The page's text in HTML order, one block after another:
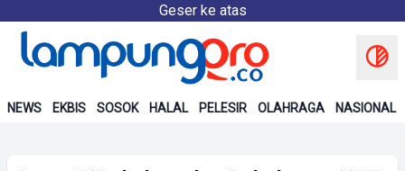
Geser ke atas
NEWS EKBIS SOSOK HALAL PELESIR OLAHRAGA NASIONAL